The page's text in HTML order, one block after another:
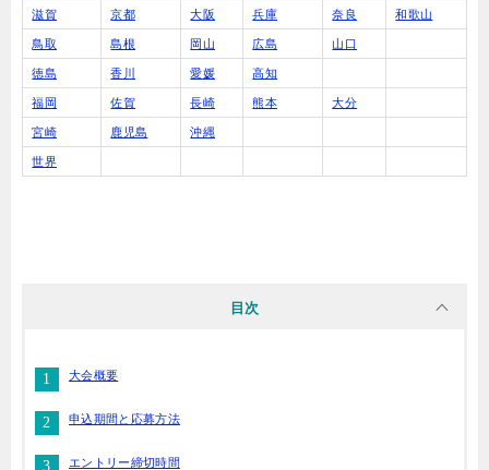
滋賀 京都 大阪 兵庫 奈良 和歌山
鳥取 島根 岡山 広島 山口
徳島 香川 愛媛 高知
福岡 佐賀 長崎 熊本 大分
宮崎 鹿児島 沖縄
世界
目次
大会概要
申込期間と応募方法
エントリー締切時間